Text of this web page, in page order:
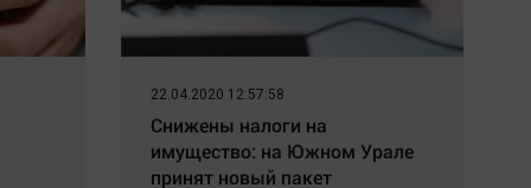
22.04.2020 12:57:58
Снижены налоги на
имущество: на Южном Урале
принят новый пакет